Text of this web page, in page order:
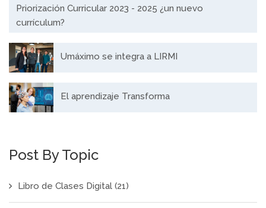
Priorización Curricular 2023 - 2025 ¿un nuevo
currículum?
Umáximo se integra a LIRMI
El aprendizaje Transforma
Post By Topic
Libro de Clases Digital (21)